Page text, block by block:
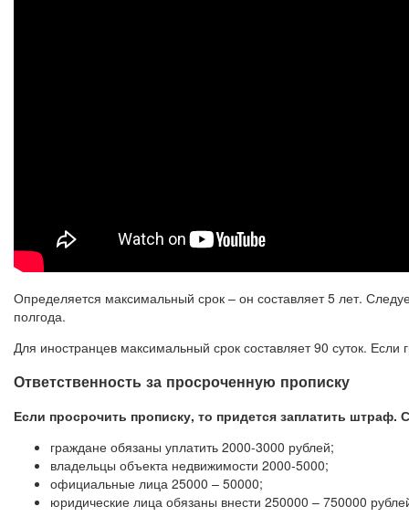
Определяется максимальный срок – он составляет 5 лет.
полгода.
Для иностранцев максимальный срок составляет 90 суток.
Ответственность за просроченную прописку
Если просрочить прописку, то придется заплатить
граждане обязаны уплатить 2000-3000 рублей;
владельцы объекта недвижимости 2000-5000;
официальные лица 25000 – 50000;
юридические лица обязаны внести 250000 – 750000